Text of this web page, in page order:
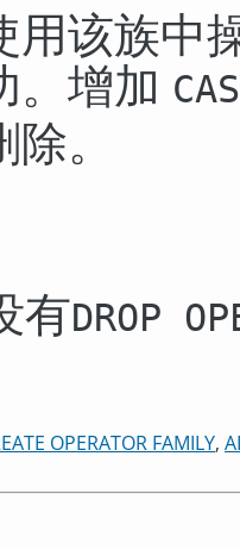
用该族中
。增加
。
有DROP
OPERATOR FAMILY,